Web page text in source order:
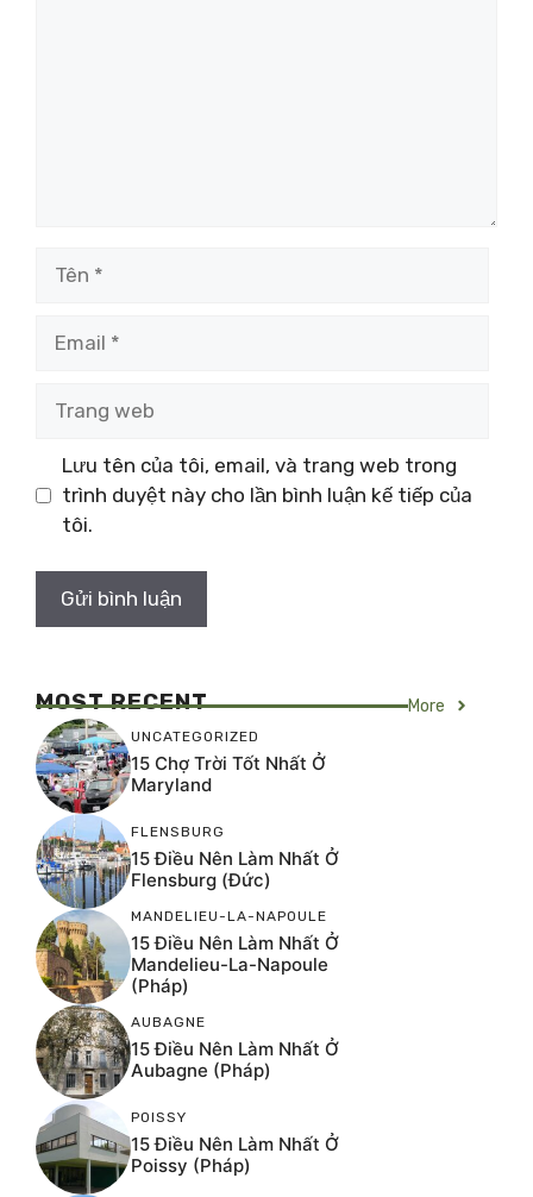
Lưu tên của tôi, email, và trang web trong
trình duyệt này cho lần bình luận kế tiếp của
tôi.
MOST RECENT More
UNCATEGORIZED
15 Chợ Trời Tốt Nhất Ở
Maryland
FLENSBURG
15 Điều Nên Làm Nhất Ở
Flensburg (Đức)
MANDELIEU-LA-NAPOULE
15 Điều Nên Làm Nhất Ở
Mandelieu-La-Napoule
(Pháp)
AUBAGNE
15 Điều Nên Làm Nhất Ở
Aubagne (Pháp)
POISSY
15 Điều Nên Làm Nhất Ở
Poissy (Pháp)